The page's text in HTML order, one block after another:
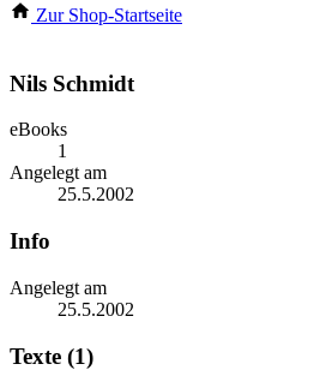
Zur Shop-Startseite
Nils Schmidt
eBooks
1
Angelegt am
25.5.2002
Info
Angelegt am
25.5.2002
Texte (1)